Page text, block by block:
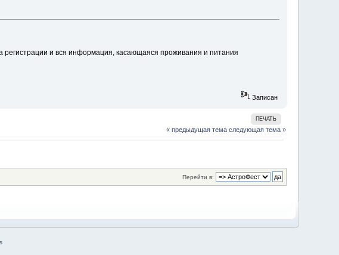
и вся информация, касающаяся проживания и питания
Записан
ПЕЧАТЬ
« предыдущая тема следующая тема »
Перейти в: